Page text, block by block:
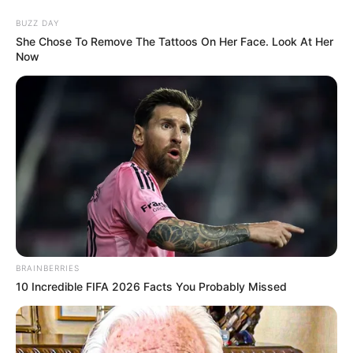
Heute ist Hohes Friedersfest (in Augsburg ein Feiertag):
Sonnabend, der 08.08.2026
BUZZ DAY
She Chose To Remove The Tattoos On Her Face. Look At Her
Now
BRAINBERRIES
10 Incredible FIFA 2026 Facts You Probably Missed